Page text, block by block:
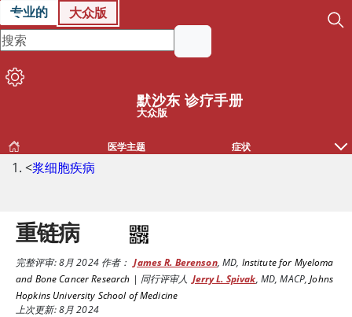
专业的 大众版
默沙东 诊疗手册
大众版
医学主题 症状
<浆细胞疾病
重链病
完整评审:8月 2024作者： James R. Berenson,MD, Institute for Myeloma
and Bone Cancer Research | 同行评审人 Jerry L. Spivak, MD, MACP,Johns
Hopkins University School of Medicine
上次更新: 8月 2024